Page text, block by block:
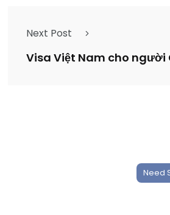
Next Post
Visa Việt Nam cho
Need